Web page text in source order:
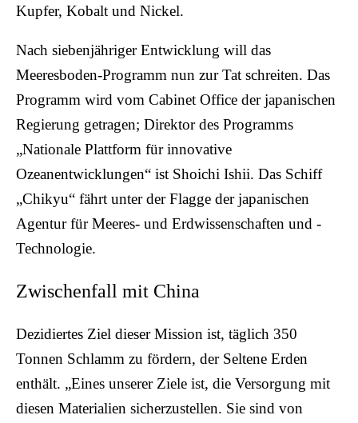
Kupfer, Kobalt und Nickel.
Nach siebenjähriger Entwicklung will das
Meeresboden-Programm nun zur Tat schreiten. Das
Programm wird vom Cabinet Office der japanischen
Regierung getragen; Direktor des Programms
„Nationale Plattform für innovative
Ozeanentwicklungen“ ist Shoichi Ishii. Das Schiff
„Chikyu“ fährt unter der Flagge der japanischen
Agentur für Meeres- und Erdwissenschaften und -
Technologie.
Zwischenfall mit China
Dezidiertes Ziel dieser Mission ist, täglich 350
Tonnen Schlamm zu fördern, der Seltene Erden
enthält. „Eines unserer Ziele ist, die Versorgung mit
diesen Materialien sicherzustellen. Sie sind von